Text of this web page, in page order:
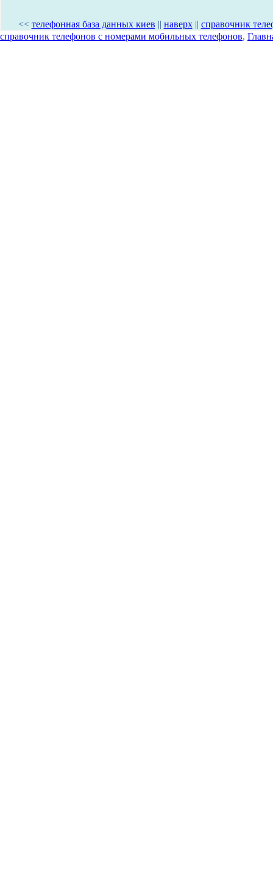
<< телефонная база данных киев || наверх|| справочник
справочник телефонов с номерами мобильных телефонов,